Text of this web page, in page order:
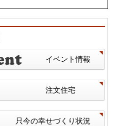
イベント情報
注文住宅
只今の幸せづくり状況